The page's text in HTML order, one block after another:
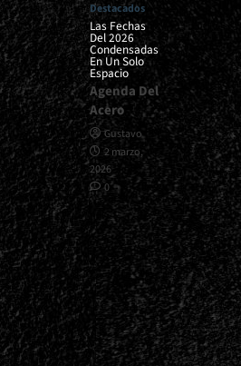
Destacados
Las Fechas
Del 2026
Condensadas
En Un Solo
Espacio
Agenda Del
Acero
Gustavo
2 marzo,
2026
0